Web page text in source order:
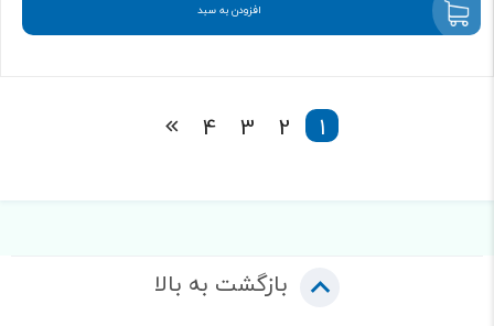
افزودن به سبد
1
2
3
4
بازگشت به بالا